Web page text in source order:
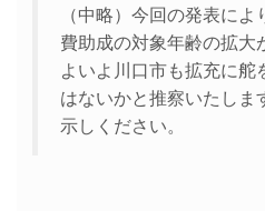
（中略）今回の発表に
費助成の対象年齢の拡大
よいよ川口市も拡充に
はないかと推察いたしま
示しください。